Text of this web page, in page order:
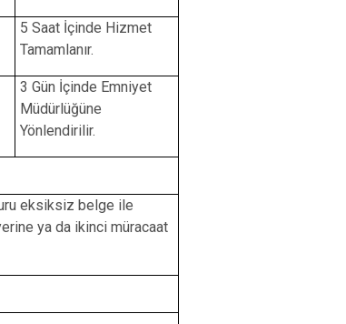
5 Saat İçinde Hizmet
Tamamlanır.
3 Gün İçinde Emniyet
Müdürlüğüne
Yönlendirilir.
eksiksiz belge ile
ya da ikinci müracaat